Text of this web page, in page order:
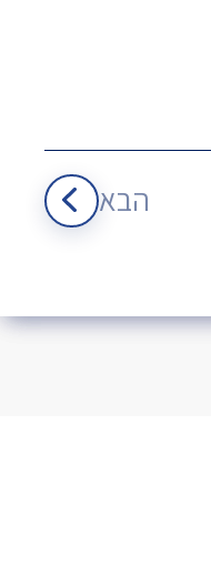
הבא